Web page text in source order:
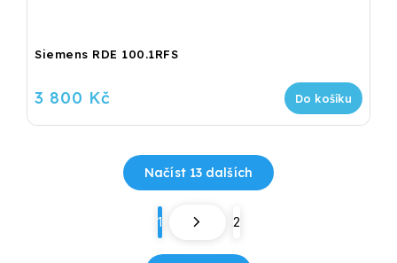
Siemens RDE 100.1RFS
3 800 Kč Do košíku
Načíst 13 dalších
1 2